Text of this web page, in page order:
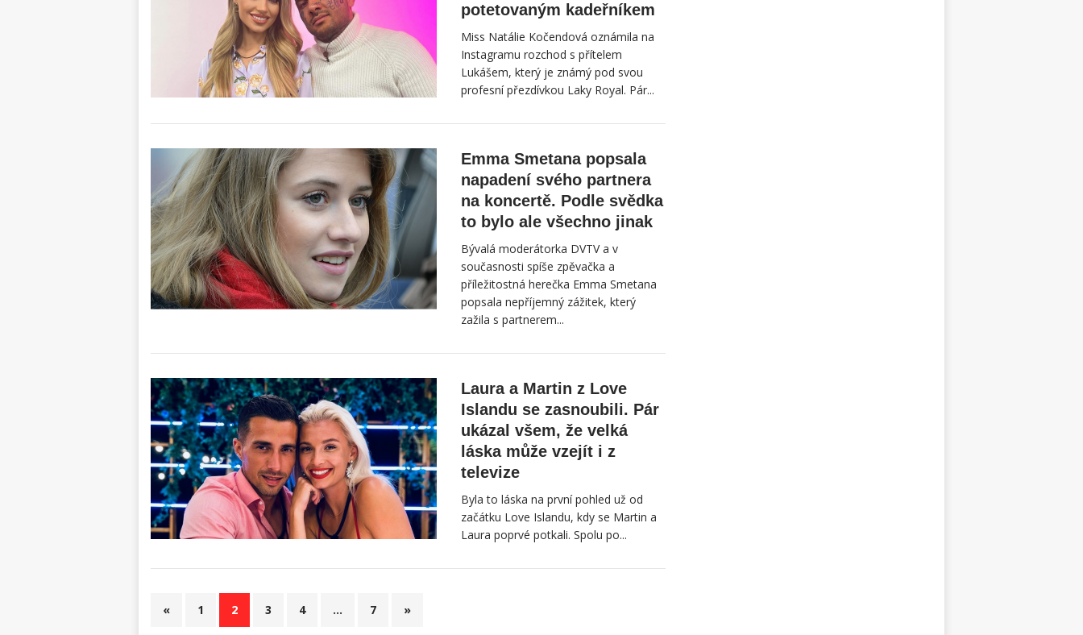
potetovaným kadeřníkem
Miss Natálie Kočendová oznámila na
Instagramu rozchod s přítelem
Lukášem, který je známý pod svou
profesní přezdívkou Laky Royal. Pár...
Emma Smetana popsala
napadení svého partnera
na koncertě. Podle svědka
to bylo ale všechno jinak
Bývalá moderátorka DVTV a v
současnosti spíše zpěvačka a
příležitostná herečka Emma Smetana
popsala nepříjemný zážitek, který
zažila s partnerem...
Laura a Martin z Love
Islandu se zasnoubili. Pár
ukázal všem, že velká
láska může vzejít i z
televize
Byla to láska na první pohled už od
začátku Love Islandu, kdy se Martin a
Laura poprvé potkali. Spolu po...
« 1 2 3 4 … 7 »